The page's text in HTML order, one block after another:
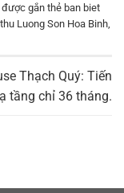
được gắn thẻ ban biet
Luong Son Hoa Binh
Thạch Quý: Tiến
tầng chỉ 36 tháng.